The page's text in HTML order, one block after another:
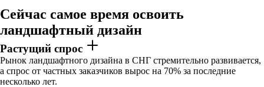
Сейчас самое время освоить
ландшафтный дизайн
Растущий спрос
Рынок ландшафтного дизайна в СНГ стремительно развивается,
а спрос от частных заказчиков вырос на 70% за последние
несколько лет.